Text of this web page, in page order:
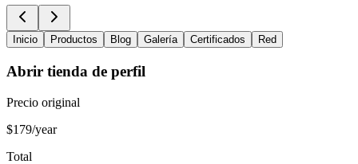
Inicio Productos Blog Galería Certificados Red
Abrir tienda de perfil
Precio original
$179/year
Total